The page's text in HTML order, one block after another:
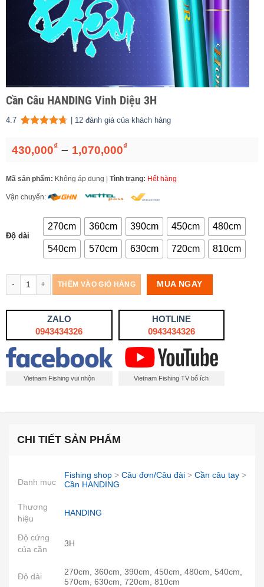
Cần Câu HANDING Vinh Diệu 3H
4.7 12đánh giá của khách hàng
430,000₫ – 1,070,000₫Khoảng
từ
430,000₫
đến
Mã sản phẩm: Không áp dụng | Tình trạng: Hết hàng
Vận chuyển:
Độ dài
270cm 360cm 390cm 450cm 480cm
540cm 570cm 630cm 720cm 810cm
Số lượng THÊM VÀO GIỎ HÀNG MUA NGAY
ZALO
0943434326
HOTLINE
0943434326
Vietnam Fishing vui nhộn Vietnam Fishing TV bổ ích
CHI TIẾT SẢN PHẨM
Danh mục
Fishing shop > Câu đơn/Câu đài > Cần câu tay >
Cần HANDING
Thương
hiệu
HANDING
Độ cứng
của cần
3H
Độ dài
270cm, 360cm, 390cm, 450cm, 480cm, 540cm,
570cm, 630cm, 720cm, 810cm